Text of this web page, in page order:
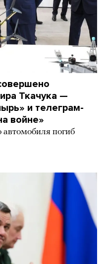
Ткачука —
и телеграм-
войне»
погиб